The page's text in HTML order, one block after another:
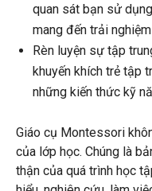
quan sát bạn sử
mang đến trải
Rèn luyện sự tập
khuyến khích trẻ tập
những kiến thức kỹ
Giáo cụ Montessori
của lớp học. Chúng là
thận của quá trình học